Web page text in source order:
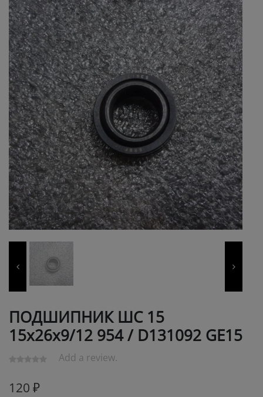
ПОДШИПНИК ШС 15
15х26х9/12 954 / D131092 GE15
Add a review.
120 ₽